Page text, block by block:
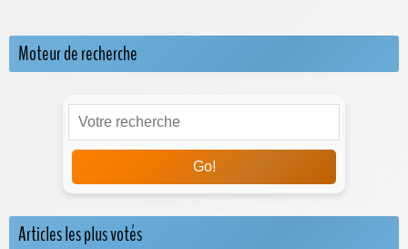
Moteur de recherche
Go!
Articles les plus votés